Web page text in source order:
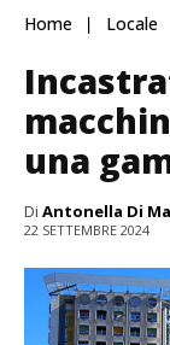
Home Locale
una
Di Antonella Di
22 SETTEMBRE 2024